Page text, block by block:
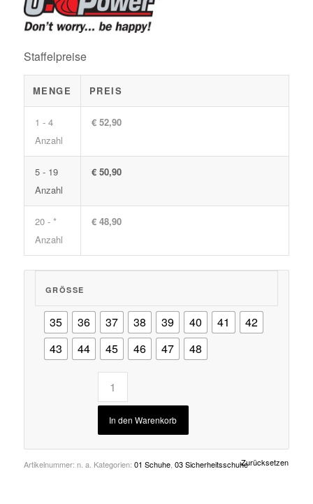
Staffelpreise
MENGE PREIS
1 - 4
Anzahl
€ 52,90
5 - 19
Anzahl
€ 50,90
20 - *
Anzahl
€ 48,90
GRÖSSE
35 36 37 38 39 40 41
42
43
44 45 46 47 48
Zurücksetzen
In den Warenkorb
Artikelnummer: n. a. Kategorien: 01 Schuhe, 03 Sicherheitsschuhe